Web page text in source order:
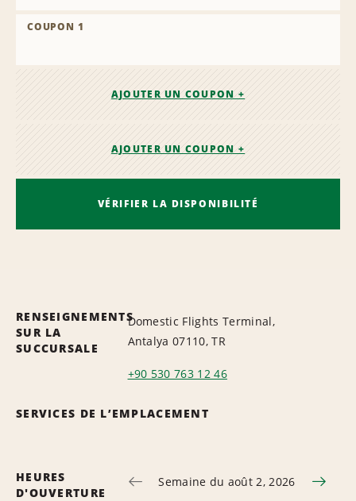
COUPON 1
AJOUTER UN COUPON +
AJOUTER UN COUPON +
VÉRIFIER LA DISPONIBILITÉ
RENSEIGNEMENTS
SUR LA
SUCCURSALE
Domestic Flights Terminal,
Antalya 07110, TR
+90 530 763 12 46
SERVICES DE L’EMPLACEMENT
HEURES
D'OUVERTURE
Semaine du août 2, 2026